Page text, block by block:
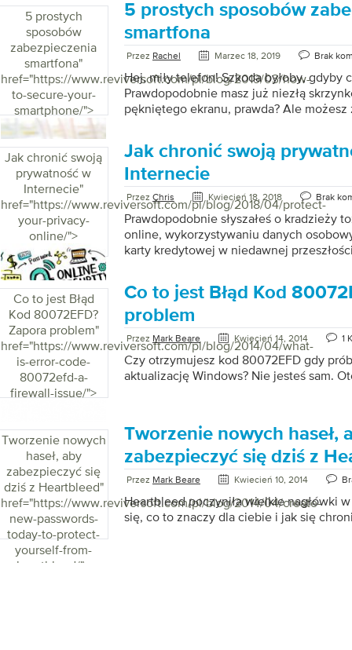
słońcu? Może nie. Twoja prywatność
jeszcze bardziej podczas podróży. Dwie
zrobić, aby chronić swoją prywatność
pierwsze, chcesz trzymać złych facetów
jeśli zdarzy im się wejść, będziesz
5 prostych
sposobów
zabezpieczenia
smartfona"
href="https://www.reviversoft.com/pl/blog/2019/03/how-
to-secure-your-
smartphone/">
5 prostych sposobów
smartfona
Przez Rachel Marzec 18, 2019 Brak
Hej, miły telefon! Szkoda byłoby, gdyby
Prawdopodobnie masz już niezłą
pękniętego ekranu, prawda? Ale
swojego ulubionego kawałka techniki (i
się, jak rozpoznać oznaki naruszenia
Nie używaj rozpoznawania twarzy
najnowsze metody odblokowania
spojrzenia lub dotknięcia palcem. Są
mogą naruszyć Twoją prywatność i
hakerzy (lub twój brat) mogą pokonać
biometryczne […]
Jak chronić swoją
prywatność w
Internecie"
href="https://www.reviversoft.com/pl/blog/2018/04/protect-
your-privacy-
online/">
Jak chronić swoją
Internecie
Przez Chris Kwiecień 18, 2018 Brak
Prawdopodobnie słyszałeś o kradzieży
online, wykorzystywaniu danych
karty kredytowej w niedawnej
jakie strony odwiedzasz? Teraz, gdy
internetu we wszystkich grupach
każdego z nas jest zagrożona.
rządy na całym świecie wydają się być
śledzeniem całej naszej aktywności
kilka krótkich wskazówek, które pomogą
Internecie. # 1 Zapisana nazwa
Co to jest Błąd
Kod 80072EFD?
Zapora problem"
href="https://www.reviversoft.com/pl/blog/2014/04/what-
is-error-code-
80072efd-a-
firewall-issue/">
Co to jest Błąd Kod
problem
Przez Mark Beare Kwiecień 14, 2014 1
Czy otrzymujesz kod 80072EFD gdy
aktualizację Windows? Nie jesteś sam.
Tworzenie nowych
haseł, aby
zabezpieczyć się
dziś z Heartbleed"
href="https://www.reviversoft.com/pl/blog/2014/04/create-
new-passwords-
today-to-protect-
yourself-from-
heartbleed/">
Tworzenie nowych haseł,
zabezpieczyć się dziś z
Przez Mark Beare Kwiecień 10, 2014
Heartbleed poczyniła wielkie nagłówki
się, co to znaczy dla ciebie i jak się